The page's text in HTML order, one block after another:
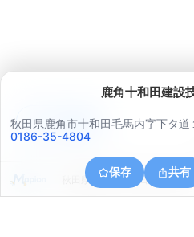
鹿角十和田建設
秋田県鹿角市十和田毛馬内字下タ道
0186-35-4804
保存 共有
秋田県鹿角市十和田山根字大畑
アプリで見る